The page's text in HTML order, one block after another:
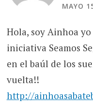
MAYO
Hola, soy Ainhoa
iniciativa Seamos
en el baúl de los
vuelta!!
http://